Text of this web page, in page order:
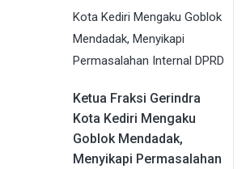
Ketua Fraksi Gerindra
Kota Kediri Mengaku
Goblok Mendadak,
Menyikapi Permasalahan